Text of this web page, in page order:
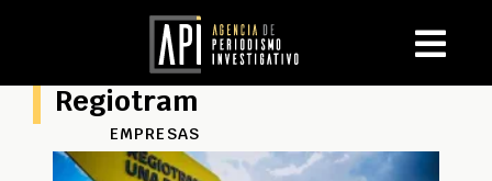
Regiotram
EMPRESAS